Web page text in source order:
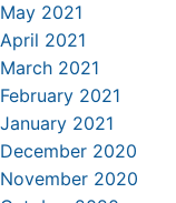
May 2021
April 2021
March 2021
February 2021
January 2021
December 2020
November 2020